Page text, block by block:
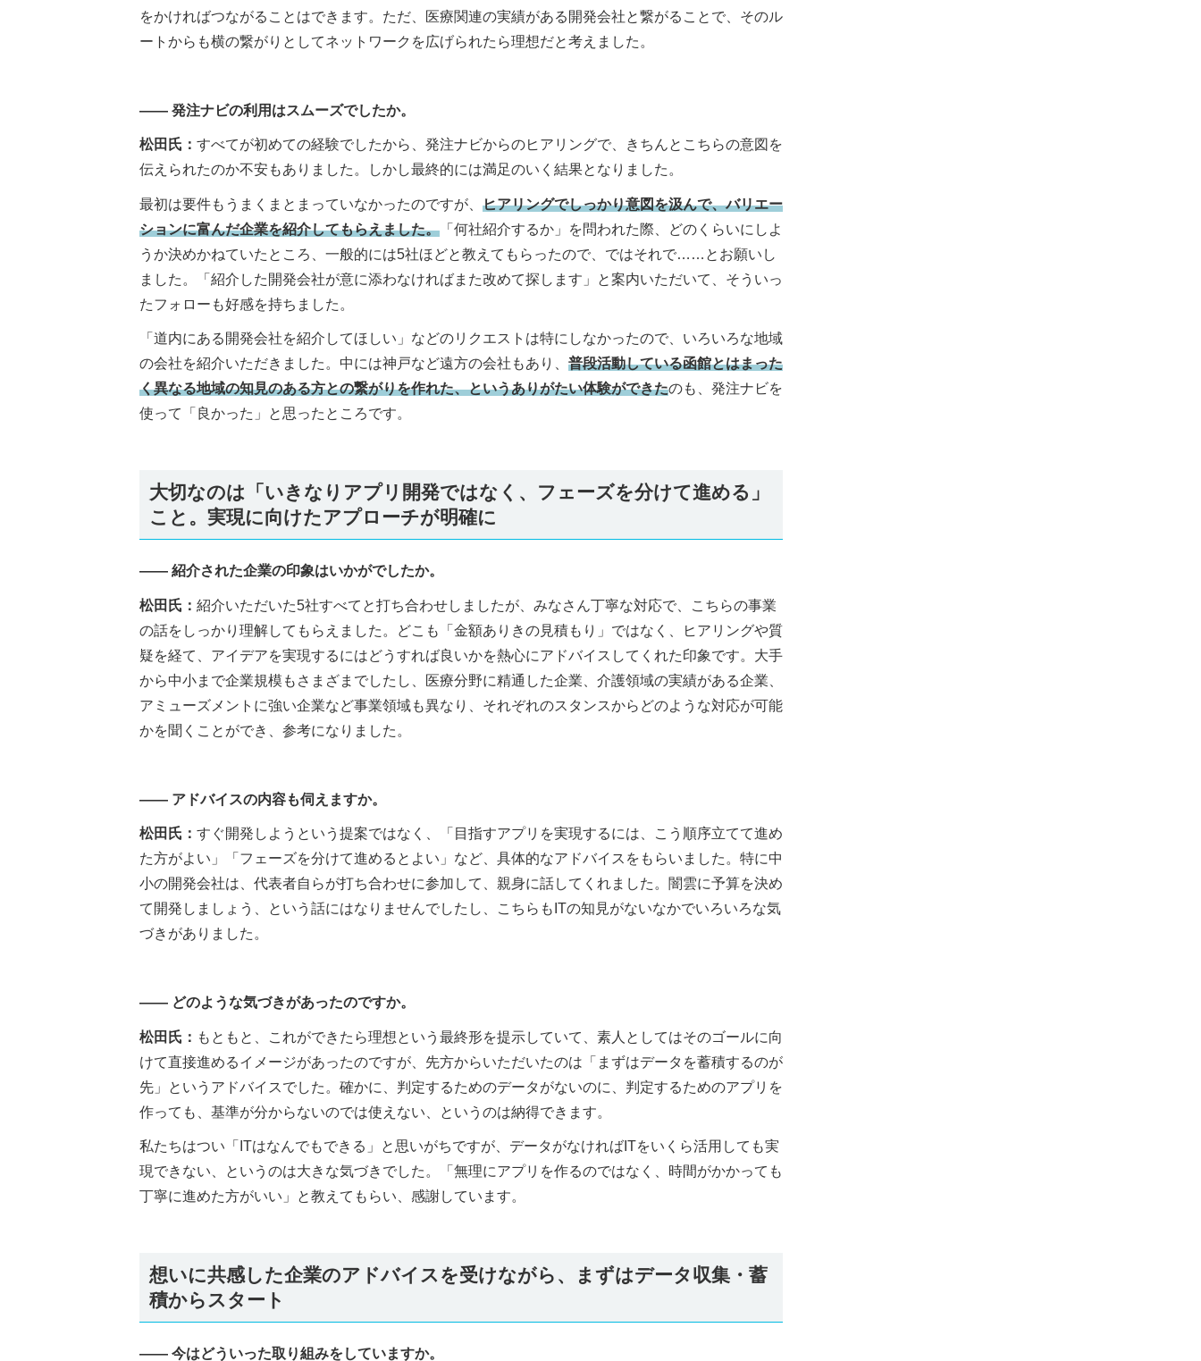
をかければつながることはできます。ただ、医療関連の実績がある開発会社と繋がることで、そのル
ートからも横の繋がりとしてネットワークを広げられたら理想だと考えました。
―― 発注ナビの利用はスムーズでしたか。
松田氏： すべてが初めての経験でしたから、発注ナビからのヒアリングで、きちんとこちらの意図を
伝えられたのか不安もありました。しかし最終的には満足のいく結果となりました。
最初は要件もうまくまとまっていなかったのですが、 ヒアリングでしっかり意図を汲んで、バリエー
ションに富んだ企業を紹介してもらえました。 「何社紹介するか」を問われた際、どのくらいにしよ
うか決めかねていたところ、一般的には5社ほどと教えてもらったので、ではそれで……とお願いし
ました。「紹介した開発会社が意に添わなければまた改めて探します」と案内いただいて、そういっ
たフォローも好感を持ちました。
「道内にある開発会社を紹介してほしい」などのリクエストは特にしなかったので、いろいろな地域
の会社を紹介いただきました。中には神戸など遠方の会社もあり、 普段活動している函館とはまった
く異なる地域の知見のある方との繋がりを作れた、というありがたい体験ができたのも、発注ナビを
使って「良かった」と思ったところです。
大切なのは「いきなりアプリ開発ではなく、フェーズを分けて進める」
こと。実現に向けたアプローチが明確に
―― 紹介された企業の印象はいかがでしたか。
松田氏： 紹介いただいた5社すべてと打ち合わせしましたが、みなさん丁寧な対応で、こちらの事業
の話をしっかり理解してもらえました。どこも「金額ありきの見積もり」ではなく、ヒアリングや質
疑を経て、アイデアを実現するにはどうすれば良いかを熱心にアドバイスしてくれた印象です。大手
から中小まで企業規模もさまざまでしたし、医療分野に精通した企業、介護領域の実績がある企業、
アミューズメントに強い企業など事業領域も異なり、それぞれのスタンスからどのような対応が可能
かを聞くことができ、参考になりました。
―― アドバイスの内容も伺えますか。
松田氏： すぐ開発しようという提案ではなく、「目指すアプリを実現するには、こう順序立てて進め
た方がよい」「フェーズを分けて進めるとよい」など、具体的なアドバイスをもらいました。特に中
小の開発会社は、代表者自らが打ち合わせに参加して、親身に話してくれました。闇雲に予算を決め
て開発しましょう、という話にはなりませんでしたし、こちらもITの知見がないなかでいろいろな気
づきがありました。
―― どのような気づきがあったのですか。
松田氏： もともと、これができたら理想という最終形を提示していて、素人としてはそのゴールに向
けて直接進めるイメージがあったのですが、先方からいただいたのは「まずはデータを蓄積するのが
先」というアドバイスでした。確かに、判定するためのデータがないのに、判定するためのアプリを
作っても、基準が分からないのでは使えない、というのは納得できます。
私たちはつい「ITはなんでもできる」と思いがちですが、データがなければITをいくら活用しても実
現できない、というのは大きな気づきでした。「無理にアプリを作るのではなく、時間がかかっても
丁寧に進めた方がいい」と教えてもらい、感謝しています。
想いに共感した企業のアドバイスを受けながら、まずはデータ収集・蓄
積からスタート
―― 今はどういった取り組みをしていますか。